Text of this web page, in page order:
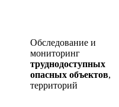
Обследование и
мониторинг
труднодоступных
опасных объектов,
территорий